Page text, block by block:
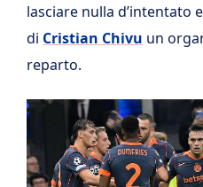
lasciare nulla d’intentato
di Cristian Chivu un
reparto.